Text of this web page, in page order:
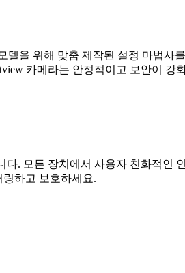
을 위해 맞춤 제작된 설정 마법사
카메라는 안정적이고 보안이 강
. 모든 장치에서 사용자 친화적인
하고 보호하세요.